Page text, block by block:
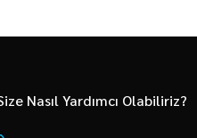
Nasıl Yardımcı Olabiliriz?